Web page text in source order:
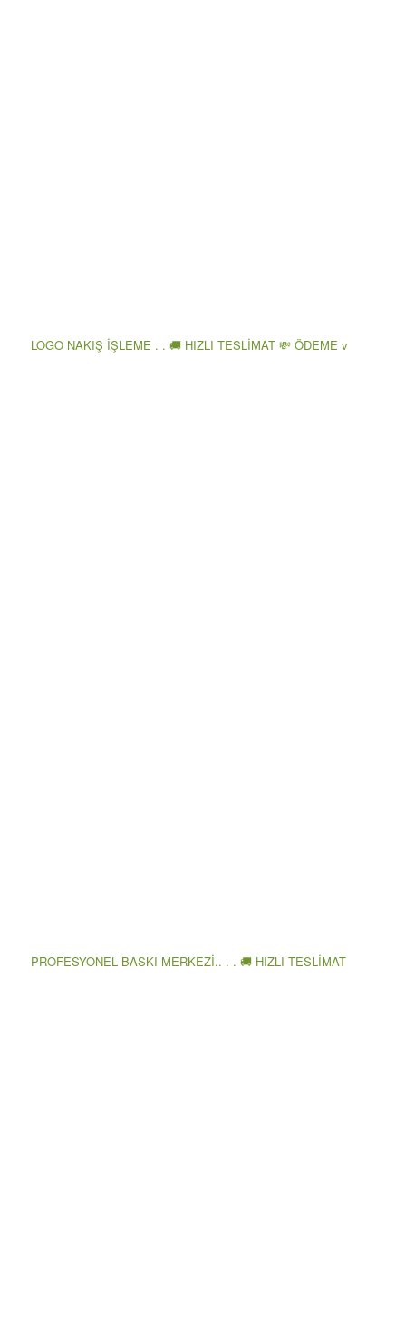
LOGO NAKIŞ İŞLEME . . 🚚 HIZLI TESLİMAT 💸 ÖDEME v
PROFESYONEL BASKI MERKEZİ.. . . 🚚 HIZLI TESLİMAT